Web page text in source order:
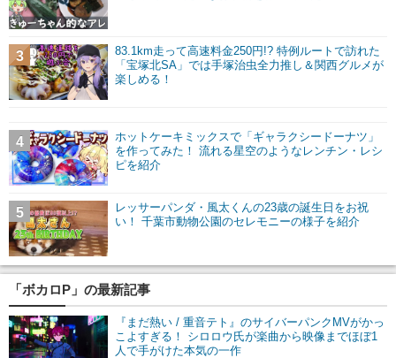
83.1km走って高速料金250円!? 特例ルートで訪れた
「宝塚北SA」では手塚治虫全力推し＆関西グルメが
楽しめる！
3
ホットケーキミックスで「ギャラクシードーナツ」
を作ってみた！ 流れる星空のようなレンチン・レシ
ピを紹介
4
レッサーパンダ・風太くんの23歳の誕生日をお祝
い！ 千葉市動物公園のセレモニーの様子を紹介
5
「ボカロP」の最新記事
『まだ熱い / 重音テト』のサイバーパンクMVがかっ
こよすぎる！ シロロウ氏が楽曲から映像までほぼ1
人で手がけた本気の一作